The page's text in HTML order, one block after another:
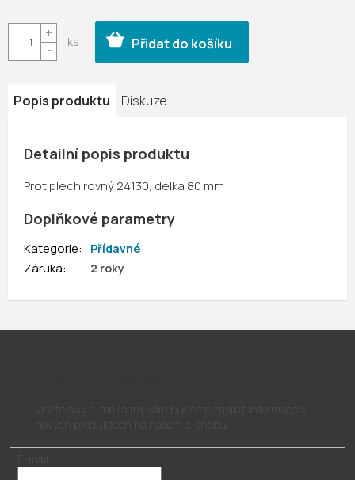
cena:
Přidat do košíku
Popis produktu Diskuze
Detailní popis produktu
Protiplech rovný 24130, délka 80 mm
Doplňkové parametry
Kategorie: Přídavné
Záruka: 2 roky